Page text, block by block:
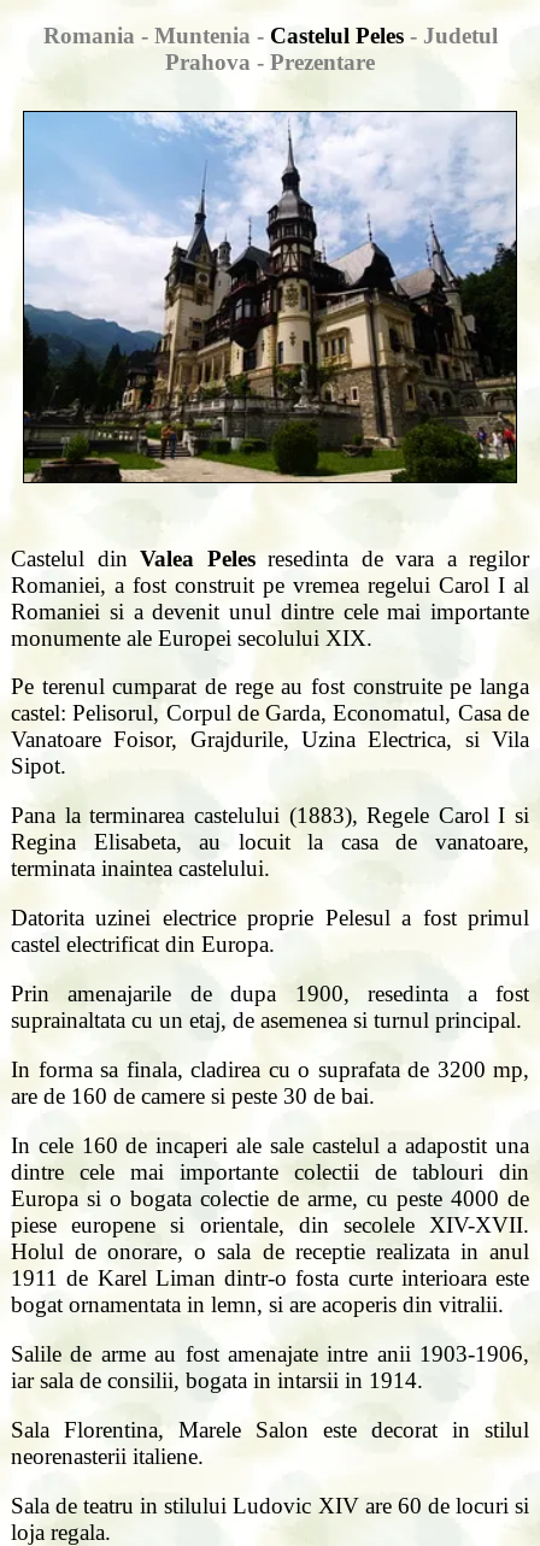
Romania - Muntenia - Castelul Peles- Judetul
Prahova - Prezentare
Castelul din Valea Pelesresedinta de vara a regilor
Romaniei, a fost construit pe vremea regelui Carol I al
Romaniei si a devenit unul dintre cele mai importante
monumente ale Europei secolului XIX.
Pe terenul cumparat de rege au fost construite pe langa
castel: Pelisorul, Corpul de Garda, Economatul, Casa de
Vanatoare Foisor, Grajdurile, Uzina Electrica, si Vila
Sipot.
Pana la terminarea castelului (1883), Regele Carol I si
Regina Elisabeta, au locuit la casa de vanatoare,
terminata inaintea castelului.
Datorita uzinei electrice proprie Pelesul a fost primul
castel electrificat din Europa.
Prin amenajarile de dupa 1900, resedinta a fost
suprainaltata cu un etaj, de asemenea si turnul principal.
In forma sa finala, cladirea cu o suprafata de 3200 mp,
are de 160 de camere si peste 30 de bai.
In cele 160 de incaperi ale sale castelul a adapostit una
dintre cele mai importante colectii de tablouri din
Europa si o bogata colectie de arme, cu peste 4000 de
piese europene si orientale, din secolele XIV-XVII.
Holul de onorare, o sala de receptie realizata in anul
1911 de Karel Liman dintr-o fosta curte interioara este
bogat ornamentata in lemn, si are acoperis din vitralii.
Salile de arme au fost amenajate intre anii 1903-1906,
iar sala de consilii, bogata in intarsii in 1914.
Sala Florentina, Marele Salon este decorat in stilul
neorenasterii italiene.
Sala de teatru in stilului Ludovic XIV are 60 de locuri si
loja regala.